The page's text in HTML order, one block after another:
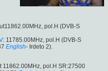
pol.H (DVB-S
: 11785.00MHz, pol.H (DVB-S
English- Irdeto 2).
11862.00MHz, pol.H SR:27500